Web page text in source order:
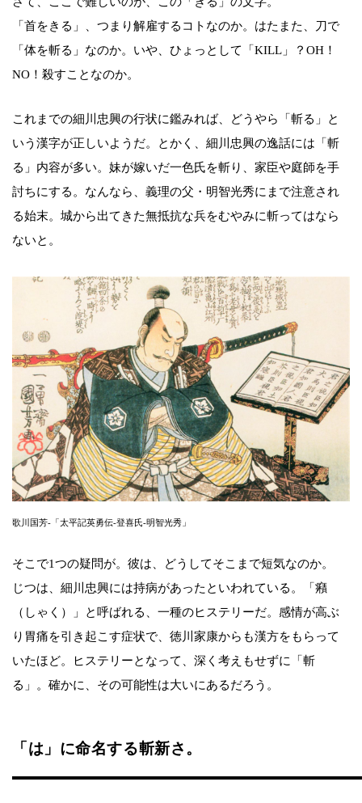
「首をきる」、つまり解雇するコトなのか。はたまた、刀で
「体を斬る」なのか。いや、ひょっとして「KILL」？OH！
NO！殺すことなのか。
これまでの細川忠興の行状に鑑みれば、どうやら「斬る」と
いう漢字が正しいようだ。とかく、細川忠興の逸話には「斬
る」内容が多い。妹が嫁いだ一色氏を斬り、家臣や庭師を手
討ちにする。なんなら、義理の父・明智光秀にまで注意され
る始末。城から出てきた無抵抗な兵をむやみに斬ってはなら
ないと。
歌川国芳-「太平記英勇伝-登喜氏-明智光秀」
そこで1つの疑問が。彼は、どうしてそこまで短気なのか。
じつは、細川忠興には持病があったといわれている。「癪
（しゃく）」と呼ばれる、一種のヒステリーだ。感情が高ぶ
り胃痛を引き起こす症状で、徳川家康からも漢方をもらって
いたほど。ヒステリーとなって、深く考えもせずに「斬
る」。確かに、その可能性は大いにあるだろう。
「は」に命名する斬新さ。